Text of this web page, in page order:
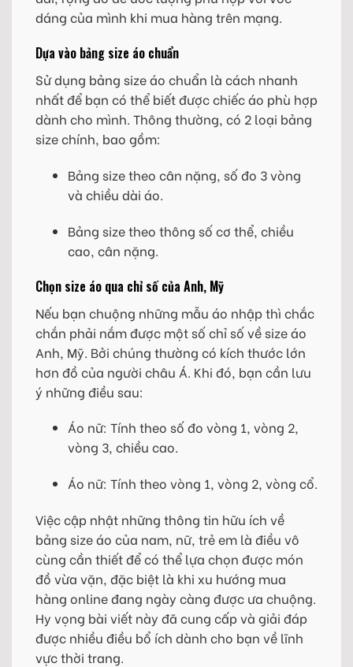
dáng của mình khi mua hàng trên mạng.
Dựa vào bảng size áo chuẩn
Sử dụng bảng size áo chuẩn là cách nhanh
nhất để bạn có thể biết được chiếc áo phù hợp
dành cho mình. Thông thường, có 2 loại bảng
size chính, bao gồm:
Bảng size theo cân nặng, số đo 3 vòng
và chiều dài áo.
Bảng size theo thông số cơ thể, chiều
cao, cân nặng.
Chọn size áo qua chỉ số của Anh, Mỹ
Nếu bạn chuộng những mẫu áo nhập thì chắc
chắn phải nắm được một số chỉ số về size áo
Anh, Mỹ. Bởi chúng thường có kích thước lớn
hơn đồ của người châu Á. Khi đó, bạn cần lưu
ý những điều sau:
Áo nữ: Tính theo số đo vòng 1, vòng 2,
vòng 3, chiều cao.
Áo nữ: Tính theo vòng 1, vòng 2, vòng cổ.
Việc cập nhật những thông tin hữu ích về
bảng size áo của nam, nữ, trẻ em là điều vô
cùng cần thiết để có thể lựa chọn được món
đồ vừa vặn, đặc biệt là khi xu hướng mua
hàng online đang ngày càng được ưa chuộng.
Hy vọng bài viết này đã cung cấp và giải đáp
được nhiều điều bổ ích dành cho bạn về lĩnh
vực thời trang.